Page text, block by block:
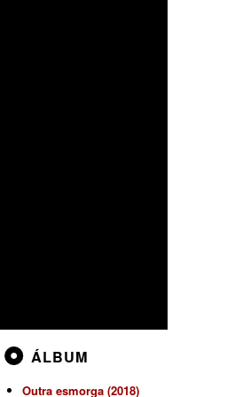
ÁLBUM
Outra esmorga (2018)